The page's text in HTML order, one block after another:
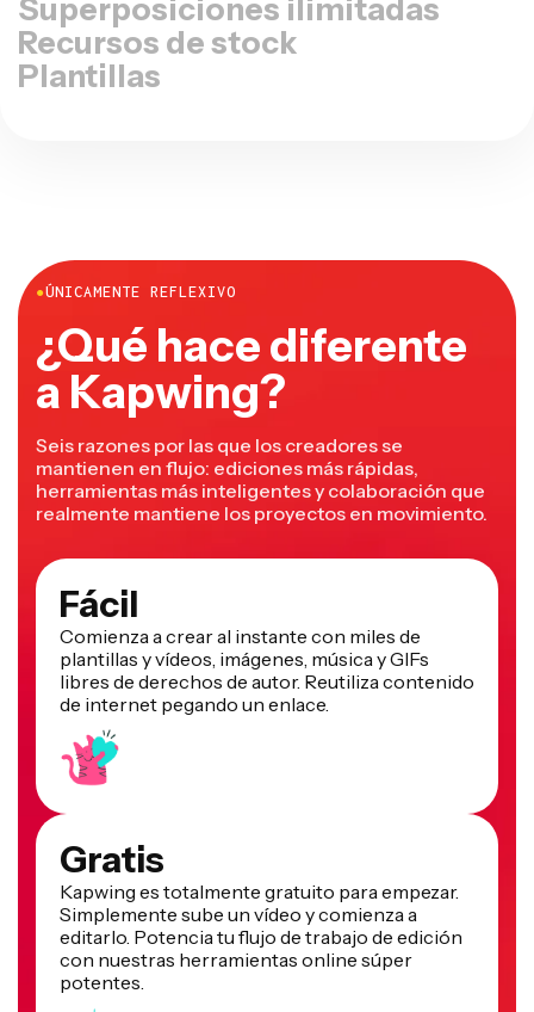
Recursos de stock
Plantillas
●ÚNICAMENTE REFLEXIVO
¿Qué hace diferente
a Kapwing?
Seis razones por las que los creadores se
mantienen en flujo: ediciones más rápidas,
herramientas más inteligentes y colaboración que
realmente mantiene los proyectos en movimiento.
Fácil
Comienza a crear al instante con miles de
plantillas y vídeos, imágenes, música y GIFs
libres de derechos de autor. Reutiliza contenido
de internet pegando un enlace.
Gratis
Kapwing es totalmente gratuito para empezar.
Simplemente sube un vídeo y comienza a
editarlo. Potencia tu flujo de trabajo de edición
con nuestras herramientas online súper
potentes.